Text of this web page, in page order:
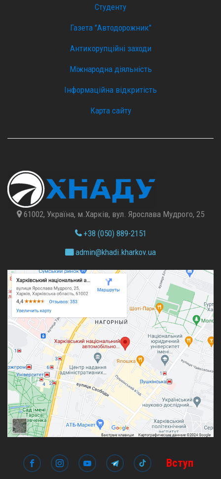
Студенту
Газета "Автодорожник"
Антикорупційні заходи
Міжнародна діяльність
Інформаційна відкритість
Карта сайту
61002, Україна, м.Харків, вул. Ярослава Мудрого, 25
+38 (050) 889-2151
admin@khadi.kharkov.ua
Вступ